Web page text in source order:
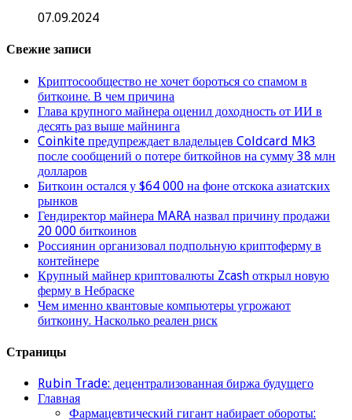
07.09.2024
Свежие записи
Криптосообщество не хочет бороться со спамом в
биткоине. В чем причина
Глава крупного майнера оценил доходность от ИИ в
десять раз выше майнинга
Coinkite предупреждает владельцев Coldcard Mk3
после сообщений о потере биткойнов на сумму 38 млн
долларов
Биткоин остался у $64 000 на фоне отскока азиатских
рынков
Гендиректор майнера MARA назвал причину продажи
20 000 биткоинов
Россиянин организовал подпольную криптоферму в
контейнере
Крупный майнер криптовалюты Zcash открыл новую
ферму в Небраске
Чем именно квантовые компьютеры угрожают
биткоину. Насколько реален риск
Страницы
Rubin Trade: децентрализованная биржа будущего
Главная
Фармацевтический гигант набирает обороты: